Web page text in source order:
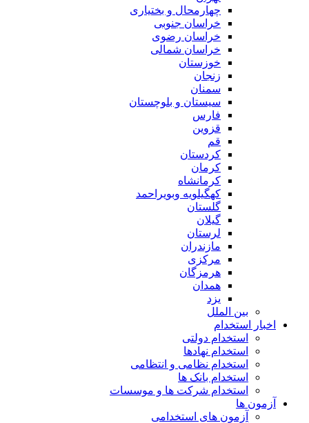
چهارمحال و بختیاری
خراسان جنوبی
خراسان رضوی
خراسان شمالی
خوزستان
زنجان
سمنان
سیستان و بلوچستان
فارس
قزوین
قم
کردستان
کرمان
کرمانشاه
کهگیلویه وبویراحمد
گلستان
گیلان
لرستان
مازندران
مرکزی
هرمزگان
همدان
یزد
بین الملل
اخبار استخدام
استخدام دولتی
استخدام نهادها
استخدام نظامی و انتظامی
استخدام بانک ها
استخدام شرکت ها و موسسات
آزمون ها
آزمون های استخدامی